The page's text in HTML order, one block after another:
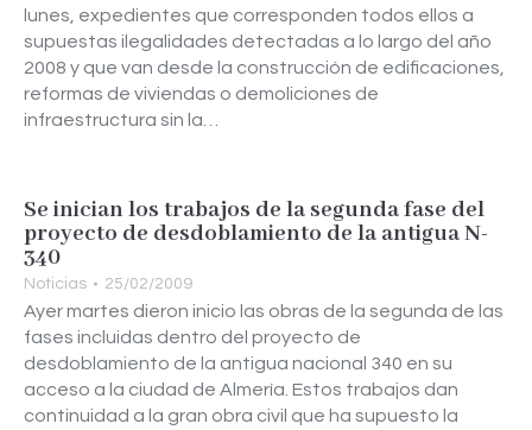
lunes, expedientes que corresponden todos ellos a
supuestas ilegalidades detectadas a lo largo del año
2008 y que van desde la construcción de edificaciones,
reformas de viviendas o demoliciones de
infraestructura sin la…
Se inician los trabajos de la segunda fase del
proyecto de desdoblamiento de la antigua N-
340
Noticias 25/02/2009
Ayer martes dieron inicio las obras de la segunda de las
fases incluidas dentro del proyecto de
desdoblamiento de la antigua nacional 340 en su
acceso a la ciudad de Almería. Estos trabajos dan
continuidad a la gran obra civil que ha supuesto la